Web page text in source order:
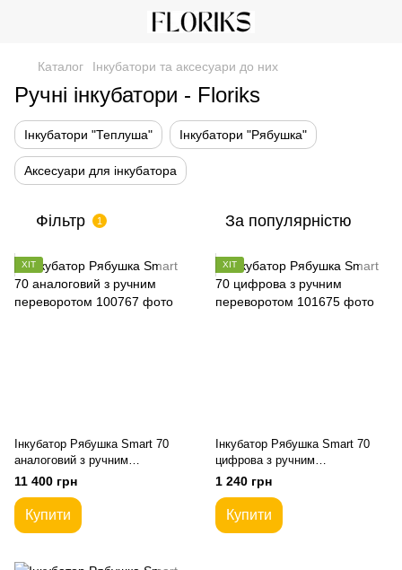
Каталог Інкубатори та аксесуари до них
Ручні інкубатори - Floriks
Інкубатори "Теплуша" Інкубатори "Рябушка"
Аксесуари для інкубатора
Фільтр 1 За популярністю
ХІТ
Інкубатор Рябушка Smart 70
аналоговий з ручним
переворотом
11 400 грн
Купити
ХІТ
Інкубатор Рябушка Smart 70
цифрова з ручним
переворотом
1 240 грн
Купити